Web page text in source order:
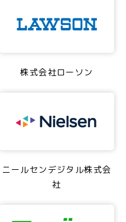
株式会社ローソン
ニールセンデジタル株式会
社